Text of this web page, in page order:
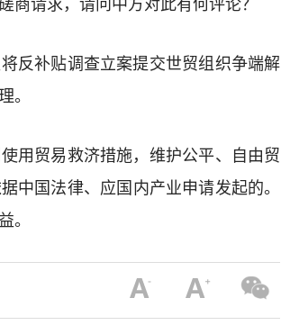
反补贴调查立案提交世贸组织争端解
。
用贸易救济措施，维护公平、自由贸
中国法律、应国内产业申请发起的。
。